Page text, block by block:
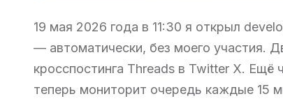
19 мая 2026 года в 11:30 я открыл
— автоматически, без моего участия.
кросспостинга Threads в Twitter X. Ещё
теперь мониторит очередь каждые 15